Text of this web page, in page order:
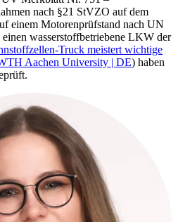
nach §21 StVZO auf dem
einem Motorenprüfstand nach UN
wasserstoffbetriebene LKW der
Truck meistert wichtige
Aachen University | DE) haben